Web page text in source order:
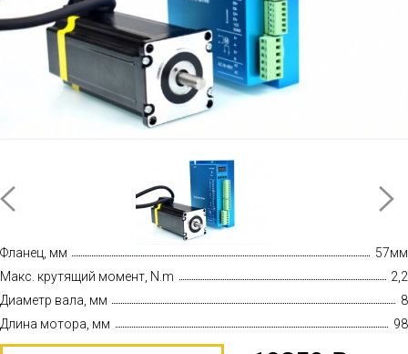
Фланец, мм
57мм
Макс. крутящий момент, N.m
2,2
Диаметр вала, мм
8
Длина мотора, мм
98